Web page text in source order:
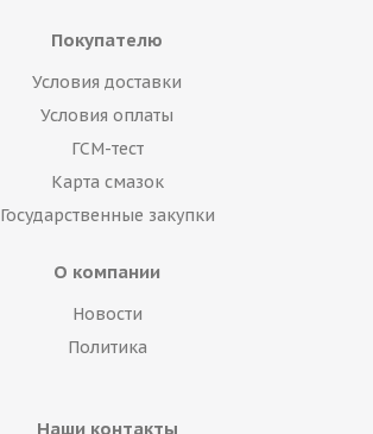
Покупателю
Условия доставки
Условия оплаты
ГСМ-тест
Карта смазок
Государственные закупки
О компании
Новости
Политика
Наши контакты